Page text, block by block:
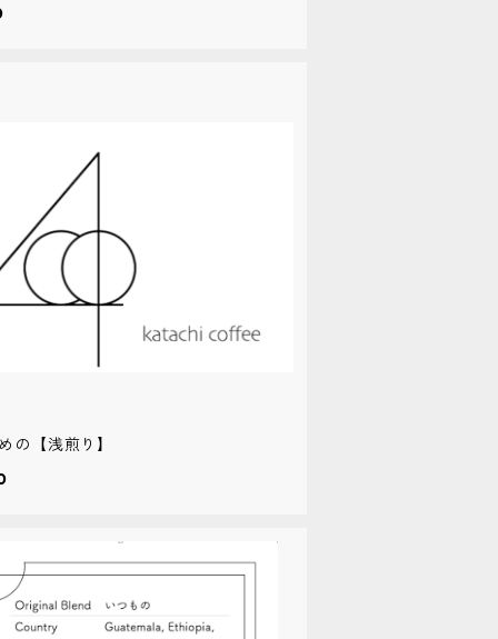
の【浅煎り】